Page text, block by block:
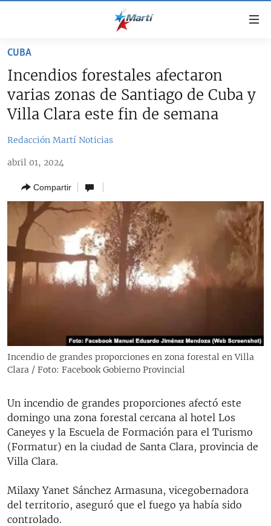
accesibilidad
contenido
principal
navegación
principal
búsqueda
CUBA
SOBRE CUBA
ESTADOS UNIDOS
DEPORTES
ARTE Y ENTRETENIMIENTO
OPINIÓN GRÁFICA
AUDIOVISUALES MARTÍ
RADIO MARTÍ
LA REALIDAD DE LA VIVIENDA EN CUBA
SER VIEJO EN CUBA
LOS SANTOS DE HIALEAH
DESINFORMACIÓN RUSA EN AMÉRICA LATINA
LA INVASIÓN DE RUSIA A UCRANIA
EDITORIALES
CUBA
Incendios forestales afectaron
varias zonas de Santiago de Cuba y
Villa Clara este fin de semana
Redacción Martí Noticias
abril 01, 2024
Compartir
Incendio de grandes proporciones en zona forestal en Villa
Clara / Foto: Facebook Gobierno Provincial
Un incendio de grandes proporciones afectó este
domingo una zona forestal cercana al hotel Los
Caneyes y la Escuela de Formación para el Turismo
(Formatur) en la ciudad de Santa Clara, provincia de
Villa Clara.
Milaxy Yanet Sánchez Armasuna, vicegobernadora
del territorio, aseguró que el fuego ya había sido
controlado.